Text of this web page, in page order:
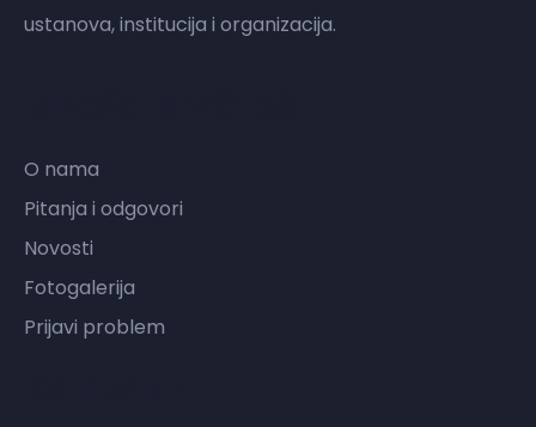
ustanova, institucija i organizacija.
O nama
Pitanja i odgovori
Novosti
Fotogalerija
Prijavi problem